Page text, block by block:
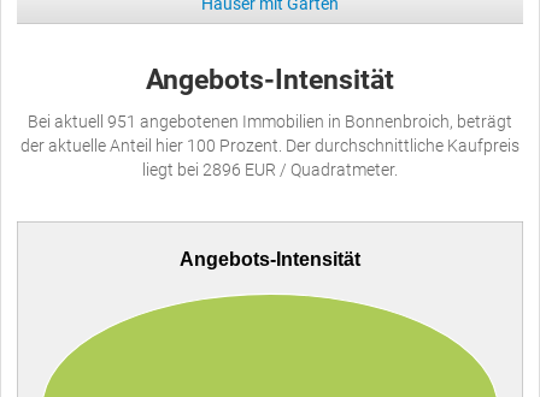
Häuser mit Garten
Angebots-Intensität
Bei aktuell 951 angebotenen Immobilien in Bonnenbroich, beträgt
der aktuelle Anteil hier 100 Prozent. Der durchschnittliche Kaufpreis
liegt bei 2896 EUR / Quadratmeter.
Angebots-Intensität